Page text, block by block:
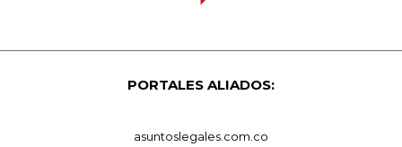
PORTALES ALIADOS:
asuntoslegales.com.co